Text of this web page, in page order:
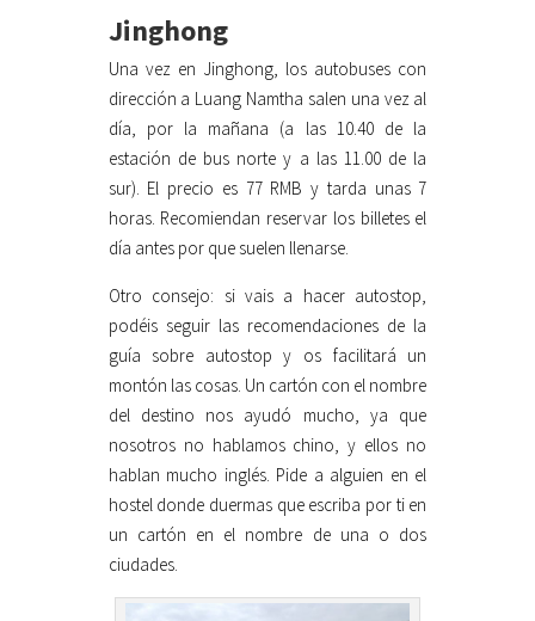
Jinghong
Una vez en Jinghong, los autobuses con
dirección a Luang Namtha salen una vez al
día, por la mañana (a las 10.40 de la
estación de bus norte y a las 11.00 de la
sur). El precio es 77 RMB y tarda unas 7
horas. Recomiendan reservar los billetes el
día antes por que suelen llenarse.
Otro consejo: si vais a hacer autostop,
podéis seguir las recomendaciones de la
guía sobre autostop y os facilitará un
montón las cosas. Un cartón con el nombre
del destino nos ayudó mucho, ya que
nosotros no hablamos chino, y ellos no
hablan mucho inglés. Pide a alguien en el
hostel donde duermas que escriba por ti en
un cartón en el nombre de una o dos
ciudades.